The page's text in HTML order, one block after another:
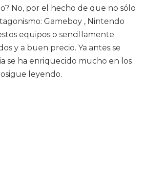
No, por el hecho de que no sólo
Gameboy , Nintendo
equipos o sencillamente
y a buen precio. Ya antes se
se ha enriquecido mucho en los
leyendo.